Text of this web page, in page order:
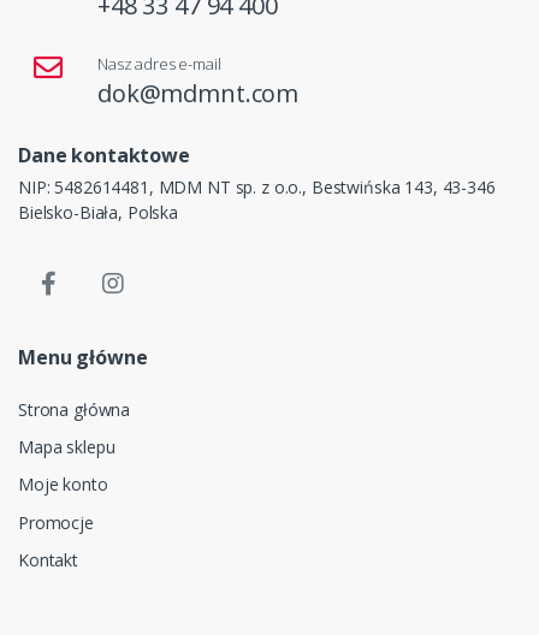
Nasz adres e-mail
dok@mdmnt.com
Dane kontaktowe
NIP: 5482614481, MDM NT sp. z o.o., Bestwińska 143, 43-346
Bielsko-Biała, Polska
Menu główne
Strona główna
Mapa sklepu
Moje konto
Promocje
Kontakt